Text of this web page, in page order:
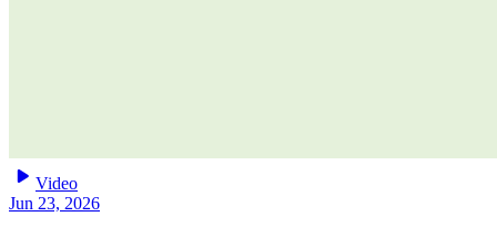
play_arrow Video
Jun 23, 2026